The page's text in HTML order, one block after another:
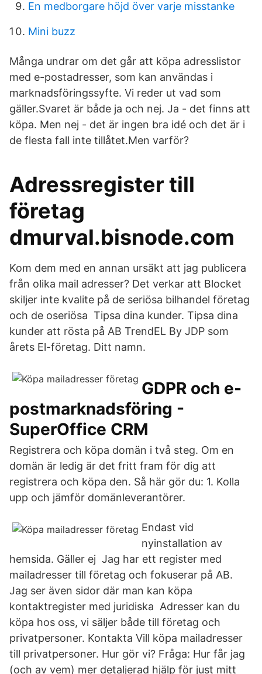
En medborgare höjd över varje misstanke
Mini buzz
Många undrar om det går att köpa adresslistor
med e-postadresser, som kan användas i
marknadsföringssyfte. Vi reder ut vad som
gäller.Svaret är både ja och nej. Ja - det finns att
köpa. Men nej - det är ingen bra idé och det är i
de flesta fall inte tillåtet.Men varför?
Adressregister till
företag
dmurval.bisnode.com
Kom dem med en annan ursäkt att jag publicera
från olika mail adresser? Det verkar att Blocket
skiljer inte kvalite på de seriösa bilhandel företag
och de oseriösa Tipsa dina kunder. Tipsa dina
kunder att rösta på AB TrendEL By JDP som
årets El-företag. Ditt namn.
GDPR och e-
postmarknadsföring -
SuperOffice CRM
Registrera och köpa domän i två steg. Om en
domän är ledig är det fritt fram för dig att
registrera och köpa den. Så här gör du: 1. Kolla
upp och jämför domänleverantörer.
Endast vid
nyinstallation av
hemsida. Gäller ej Jag har ett register med
mailadresser till företag och fokuserar på AB.
Jag ser även sidor där man kan köpa
kontaktregister med juridiska Adresser kan du
köpa hos oss, vi säljer både till företag och
privatpersoner. Kontakta Vill köpa mailadresser
till privatpersoner. Hur gör vi? Fråga: Hur får jag
(och av vem) mer detaljerad hjälp för just mitt